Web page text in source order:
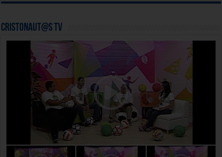
Cristonaut@s TV